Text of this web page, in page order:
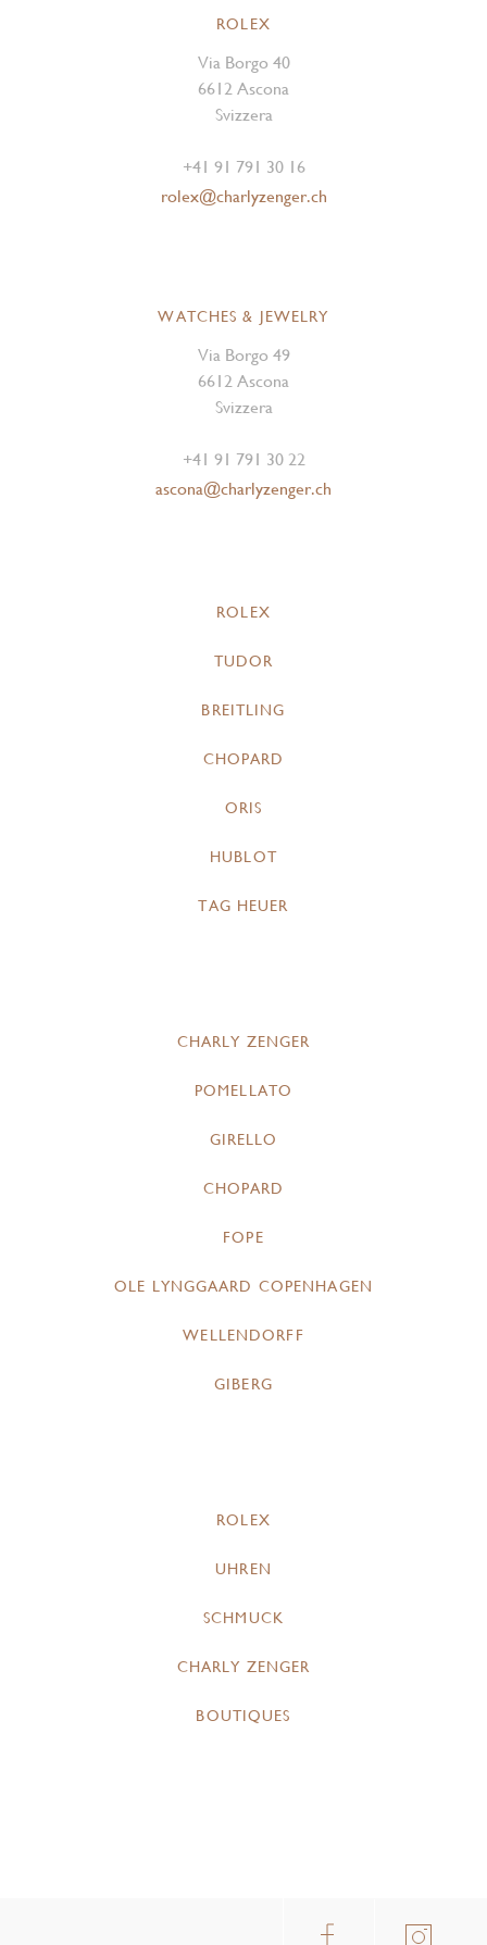
ROLEX
Via Borgo 40
6612 Ascona
Svizzera
+41 91 791 30 16
rolex@charlyzenger.ch
WATCHES & JEWELRY
Via Borgo 49
6612 Ascona
Svizzera
+41 91 791 30 22
ascona@charlyzenger.ch
ROLEX
TUDOR
BREITLING
CHOPARD
ORIS
HUBLOT
TAG HEUER
CHARLY ZENGER
POMELLATO
GIRELLO
CHOPARD
FOPE
OLE LYNGGAARD COPENHAGEN
WELLENDORFF
GIBERG
ROLEX
UHREN
SCHMUCK
CHARLY ZENGER
BOUTIQUES